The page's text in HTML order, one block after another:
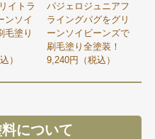
イトラ
ンソイ
毛塗り
）
パジェロジュニアフ
ライングパグをグリ
ーンソイビーンズで
刷毛塗り全塗装！
9,240円（税込）
について